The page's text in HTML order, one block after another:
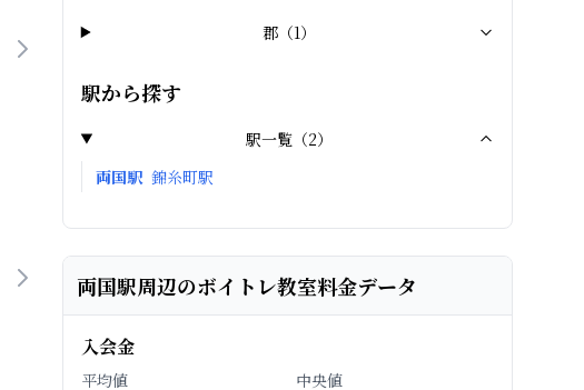
郡（1）
駅から探す
駅一覧（2）
両国駅 錦糸町駅
両国駅周辺のボイトレ教室料金データ
入会金
平均値 中央値